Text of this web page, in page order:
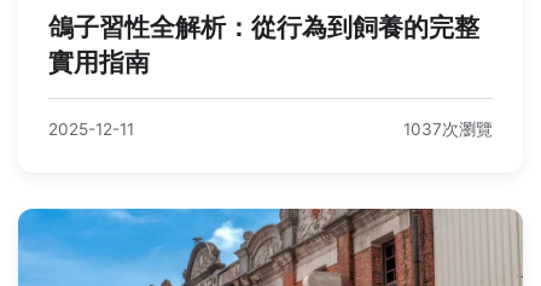
鴿子習性全解析：從行為到飼養的完整
實用指南
2025-12-11 1037次瀏覽